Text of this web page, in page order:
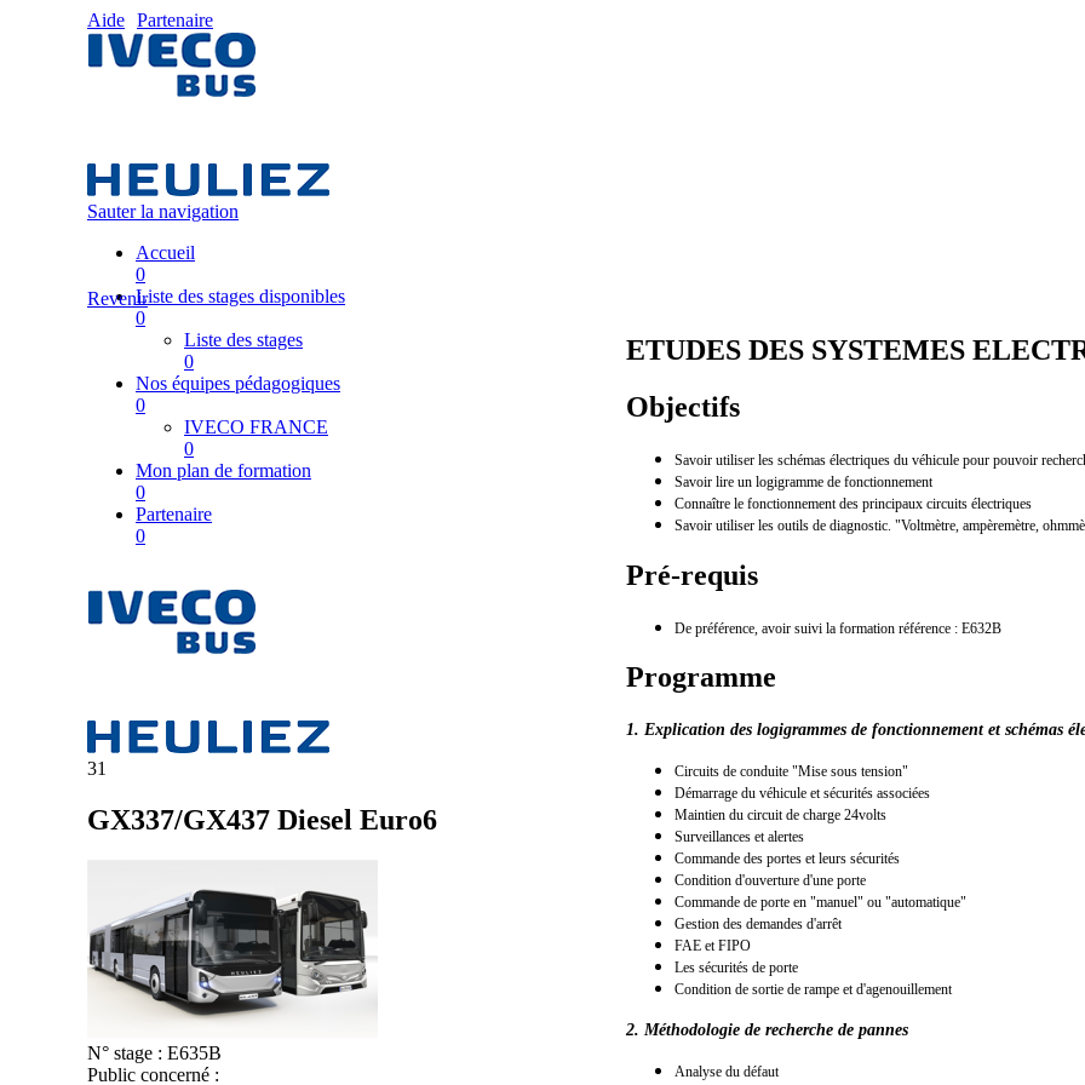
Aide Partenaire
Sauter la navigation
Accueil
0
Liste des stages disponibles
0
Liste des stages
0
Nos équipes pédagogiques
0
IVECO FRANCE
0
Mon plan de formation
0
Partenaire
0
31
GX337/GX437 Diesel Euro6
Revenir
N° stage : E635B
Public concerné :
ETUDES DES SYSTEMES
Objectifs
Savoir utiliser les schémas électriques du véhicule pour pouvoir
Savoir lire un logigramme de fonctionnement
Connaître le fonctionnement des principaux circuits électriques
Savoir utiliser les outils de diagnostic. "Voltmètre, ampèremètre,
Pré-requis
De préférence, avoir suivi la formation référence : E632B
Programme
1. Explication des logigrammes de fonctionnement et schémas
Circuits de conduite "Mise sous tension"
Démarrage du véhicule et sécurités associées
Maintien du circuit de charge 24volts
Surveillances et alertes
Commande des portes et leurs sécurités
Condition d'ouverture d'une porte
Commande de porte en "manuel" ou "automatique"
Gestion des demandes d'arrêt
FAE et FIPO
Les sécurités de porte
Condition de sortie de rampe et d'agenouillement
2. Méthodologie de recherche de pannes
Analyse du défaut